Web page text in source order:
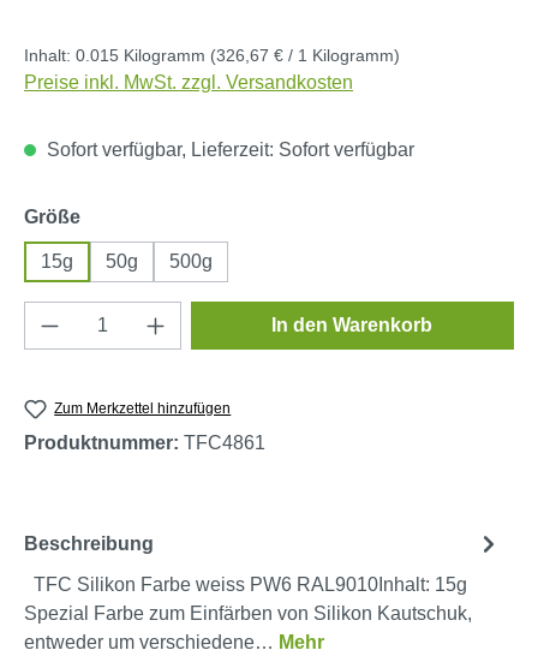
Inhalt: 0.015 Kilogramm (326,67 € / 1 Kilogramm)
Preise inkl. MwSt. zzgl. Versandkosten
Sofort verfügbar, Lieferzeit: Sofort verfügbar
Größeauswählen
15g 50g 500g
Produkt Anzahl: Gib den gewünschten
In den Warenkorb
Zum Merkzettel hinzufügen
Produktnummer: TFC4861
Beschreibung
TFC Silikon Farbe weiss PW6 RAL9010Inhalt: 15g
Spezial Farbe zum Einfärben von Silikon Kautschuk,
entweder um verschiedene… Mehr